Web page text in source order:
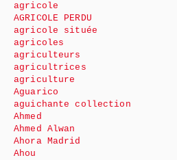
agricole
AGRICOLE PERDU
agricole située
agricoles
agriculteurs
agricultrices
agriculture
Aguarico
aguichante collection
Ahmed
Ahmed Alwan
Ahora Madrid
Ahou